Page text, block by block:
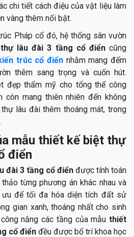
chi tiết cách điệu của vật liệu làm
vàng thêm nổi bật.
Pháp cổ đó, hệ thống sân vườn
lâu đài 3 tầng cổ điểncũng
trúc cổ điển nhằm mang đếm
thêm sang trọng và cuốn hút.
đẹp thẩm mỹ cho tổng thể công
còn mang thiên nhiên đến không
lâu đài thêm thoáng mát, trong
mẫu thiết kế biệt thự
điển
đài 3 tầng cổ điển được tính toán
từng phương án khác nhau và
ưu để tối đa hóa diện tích đất sử
gian xanh, thoáng nhất cho sinh
năng các tầng của mẫu thiết
cổ điển đều được bố trí khoa học